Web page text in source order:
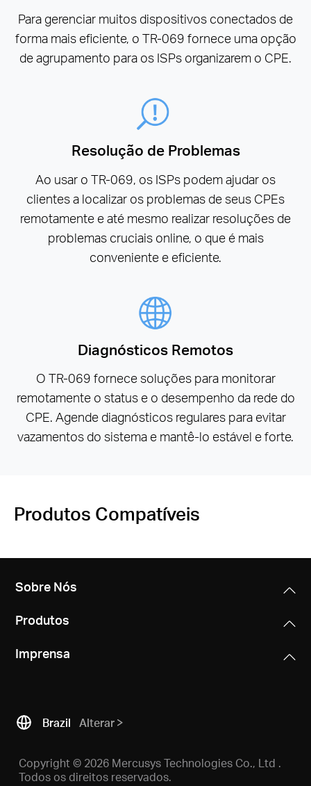
Para gerenciar muitos dispositivos conectados de
forma mais eficiente, o TR-069 fornece uma opção
de agrupamento para os ISPs organizarem o CPE.
Resolução de Problemas
Ao usar o TR-069, os ISPs podem ajudar os
clientes a localizar os problemas de seus CPEs
remotamente e até mesmo realizar resoluções de
problemas cruciais online, o que é mais
conveniente e eficiente.
Diagnósticos Remotos
O TR-069 fornece soluções para monitorar
remotamente o status e o desempenho da rede do
CPE. Agende diagnósticos regulares para evitar
vazamentos do sistema e mantê-lo estável e forte.
Produtos Compatíveis
Sobre Nós
Produtos
Imprensa
Brazil Alterar
Copyright © 2026 Mercusys Technologies Co., Ltd .
Todos os direitos reservados.